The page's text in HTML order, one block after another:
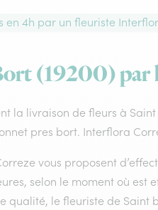
en 4h par un fleuriste
(19200) par
la livraison de fleurs à
pres bort. Interflora
vous proposent
selon le moment où
qualité, le fleuriste de